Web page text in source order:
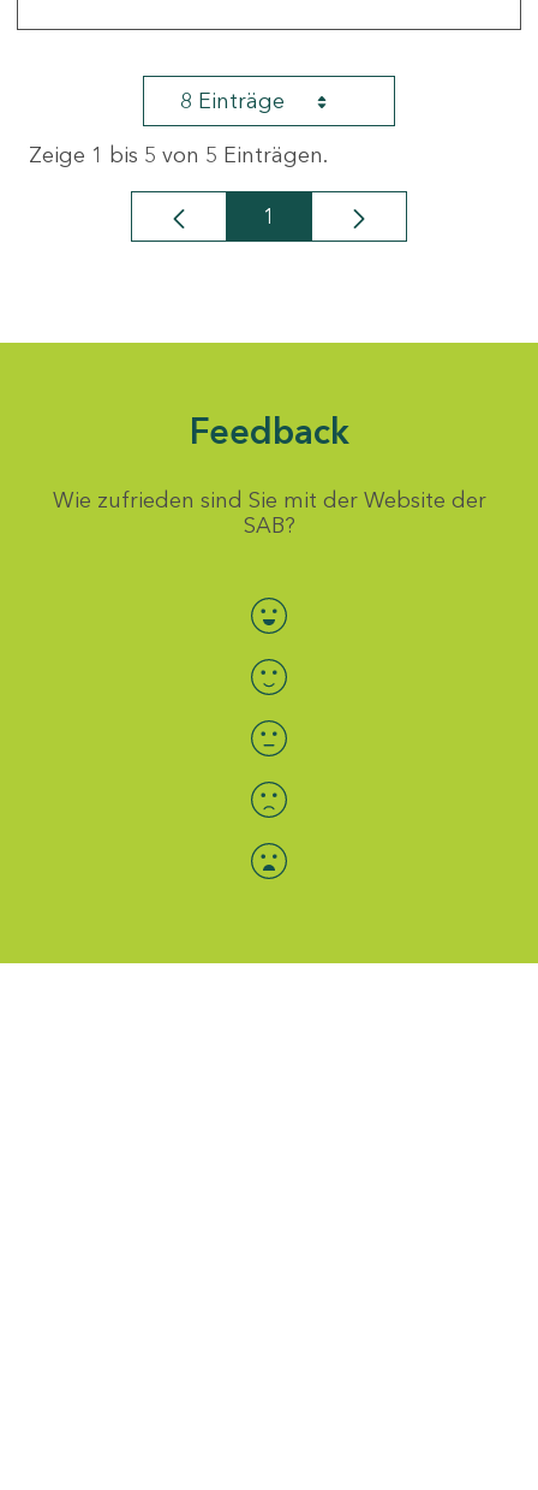
8 Einträge
Zeige 1 bis 5 von 5 Einträgen.
Seite
1
Feedback
Wie zufrieden sind Sie mit der Website der
SAB?
Bewertung auswählen